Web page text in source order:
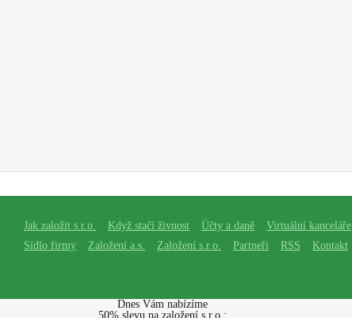
Jak založit s.r.o. Když stačí živnost Účty a daně Virtuální kanceláře
Sídlo firmy
Založení a.s. Založení s.r.o. Partneři RSS Kontakt
Dnes Vám nabízíme
50% slevu na založení s.r.o.: